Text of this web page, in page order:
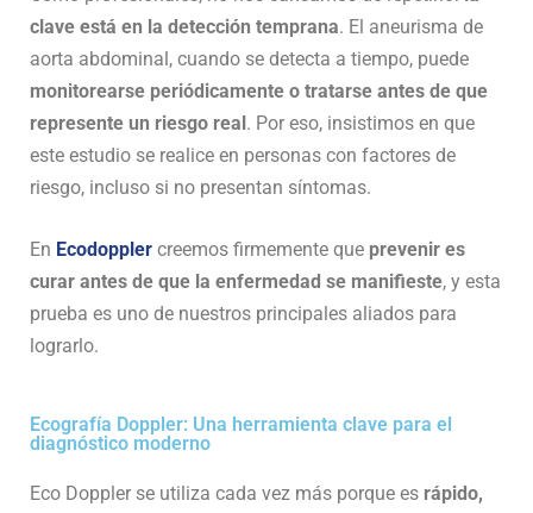
clave está en la detección temprana. El aneurisma de
aorta abdominal, cuando se detecta a tiempo, puede
monitorearse periódicamente o tratarse antes de que
represente un riesgo real. Por eso, insistimos en que
este estudio se realice en personas con factores de
riesgo, incluso si no presentan síntomas.
En Ecodoppler creemos firmemente que prevenir es
curar antes de que la enfermedad se manifieste, y esta
prueba es uno de nuestros principales aliados para
lograrlo.
Ecografía Doppler: Una herramienta clave para el
diagnóstico moderno
Eco Doppler se utiliza cada vez más porque es rápido,